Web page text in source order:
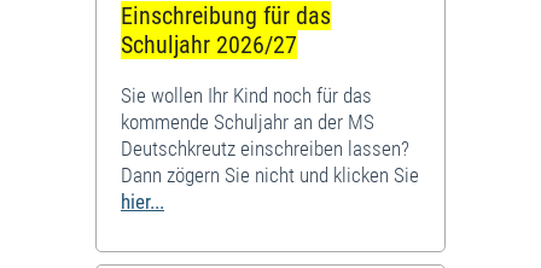
Einschreibung für das
Schuljahr 2026/27
Sie wollen Ihr Kind noch für das
kommende Schuljahr an der MS
Deutschkreutz einschreiben lassen?
Dann zögern Sie nicht und klicken Sie
hier...